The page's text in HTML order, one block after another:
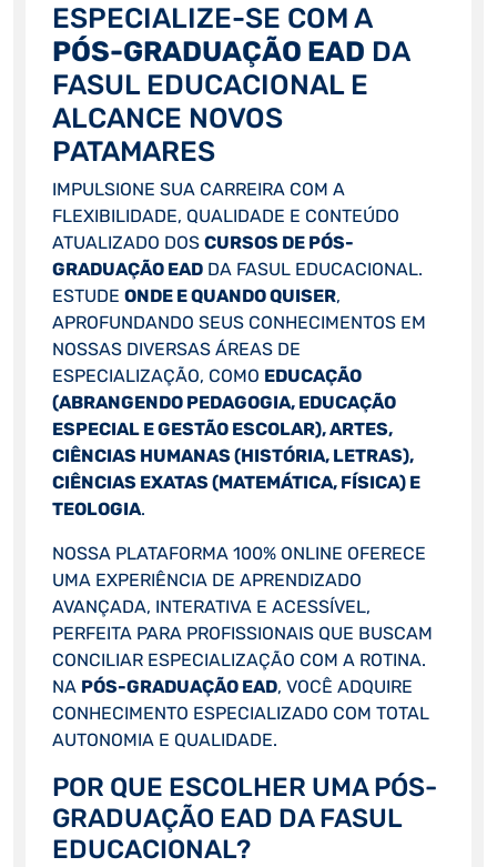
ESPECIALIZE-SE COM A
PÓS-GRADUAÇÃO EAD DA
FASUL EDUCACIONAL E
ALCANCE NOVOS
PATAMARES
IMPULSIONE SUA CARREIRA COM A
FLEXIBILIDADE, QUALIDADE E CONTEÚDO
ATUALIZADO DOS CURSOS DE PÓS-
GRADUAÇÃO EADDA FASUL EDUCACIONAL.
ESTUDE ONDE E QUANDO QUISER,
APROFUNDANDO SEUS CONHECIMENTOS EM
NOSSAS DIVERSAS ÁREAS DE
ESPECIALIZAÇÃO, COMO EDUCAÇÃO
(ABRANGENDO PEDAGOGIA, EDUCAÇÃO
ESPECIAL E GESTÃO ESCOLAR), ARTES,
CIÊNCIAS HUMANAS (HISTÓRIA, LETRAS),
CIÊNCIAS EXATAS (MATEMÁTICA, FÍSICA) E
TEOLOGIA.
NOSSA PLATAFORMA 100% ONLINE OFERECE
UMA EXPERIÊNCIA DE APRENDIZADO
AVANÇADA, INTERATIVA E ACESSÍVEL,
PERFEITA PARA PROFISSIONAIS QUE BUSCAM
CONCILIAR ESPECIALIZAÇÃO COM A ROTINA.
NA PÓS-GRADUAÇÃO EAD, VOCÊ ADQUIRE
CONHECIMENTO ESPECIALIZADO COM TOTAL
AUTONOMIA E QUALIDADE.
POR QUE ESCOLHER UMA PÓS-
GRADUAÇÃO EAD DA FASUL
EDUCACIONAL?